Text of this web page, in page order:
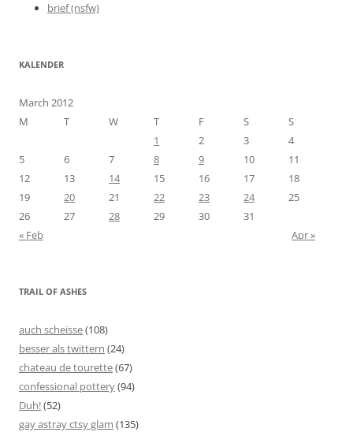
brief (nsfw)
KALENDER
March 2012
M
T W T F S
S
1
2 3
4
5
6 7 8 9 10
11
12
13 14 15 16 17
18
19
20 21 22 23 24
25
26
27 28 29 30
31
« Feb
Apr »
TRAIL OF ASHES
auch scheisse(108)
besser als twittern (24)
chateau de tourette(67)
confessional pottery(94)
Duh!(52)
gay astray ctsy glam (135)